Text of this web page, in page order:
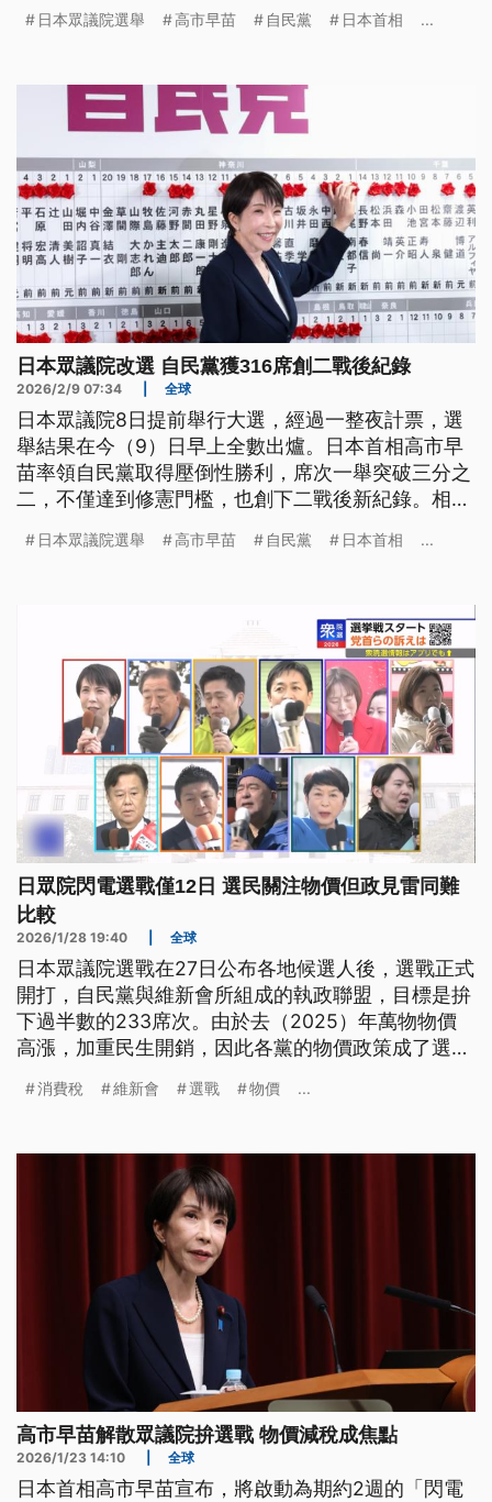
看公視國際記者施勗皓來自日本東京的採訪報導。
日本眾議院選舉 高市早苗 自民黨 日本首相 ...
日本眾議院改選 自民黨獲316席創二戰後紀錄
2026/2/9 07:34 全球
日本眾議院8日提前舉行大選，經過一整夜計票，選
舉結果在今（9）日早上全數出爐。日本首相高市早
苗率領自民黨取得壓倒性勝利，席次一舉突破三分之
二，不僅達到修憲門檻，也創下二戰後新紀錄。相對
看公視國際記者施勗皓來自日本東京的採訪報導。
日本眾議院選舉 高市早苗 自民黨 日本首相 ...
日眾院閃電選戰僅12日 選民關注物價但政見雷同難
比較
2026/1/28 19:40 全球
日本眾議院選戰在27日公布各地候選人後，選戰正式
開打，自民黨與維新會所組成的執政聯盟，目標是拚
下過半數的233席次。由於去（2025）年萬物物價
高漲，加重民生開銷，因此各黨的物價政策成了選民
策的政見大同小異，也讓民眾不滿各黨政見相似度太
消費稅 維新會 選戰 物價 ...
高市早苗解散眾議院拚選戰 物價減稅成焦點
2026/1/23 14:10 全球
日本首相高市早苗宣布，將啟動為期約2週的「閃電